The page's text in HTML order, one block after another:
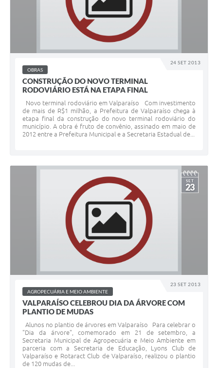
24 SET 2013
OBRAS
CONSTRUÇÃO DO NOVO TERMINAL
RODOVIÁRIO ESTÁ NA ETAPA FINAL
Novo terminal rodoviário em Valparaíso Com investimento
de mais de R$1 milhão, a Prefeitura de Valparaíso chega à
etapa final da construção do novo terminal rodoviário do
município. A obra é fruto de convênio, assinado em maio de
2012 entre a Prefeitura Municipal e a Secretaria Estadual de...
23 SET 2013
SET
23
AGROPECUÁRIA E MEIO AMBIENTE
VALPARAÍSO CELEBROU DIA DA ÁRVORE COM
PLANTIO DE MUDAS
Alunos no plantio de árvores em Valparaíso Para celebrar o
"Dia da árvore", comemorado em 21 de setembro, a
Secretaria Municipal de Agropecuária e Meio Ambiente em
parceria com a Secretaria de Educação, Lyons Club de
Valparaíso e Rotaract Club de Valparaíso, realizou o plantio
de 120 mudas de...